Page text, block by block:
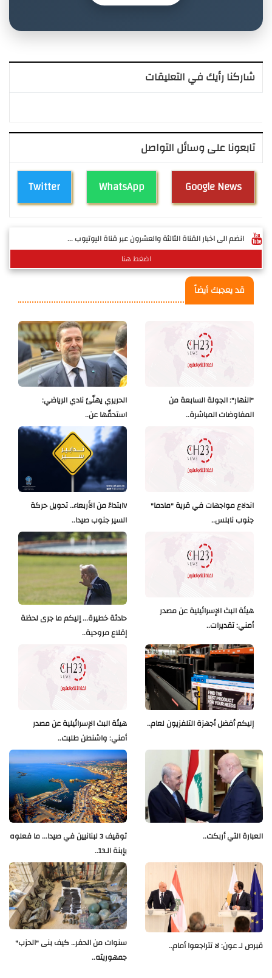
شاركنا رأيك في التعليقات
تابعونا على وسائل التواصل
Twitter WhatsApp Google News
انضم الى اخبار القناة الثالثة والعشرون عبر قناة اليوتيوب ...
اضغط هنا
قد يعجبك أيضاً
الحريري يهنّئ نادي الرياضي:
استحقّها عن..
"النهار": الجولة السابعة من
المفاوضات المباشرة..
Vابتداءً من الأربعاء.. تحويل حركة
السير جنوب صيدا..
اندلاع مواجهات في قرية "مادما"
جنوب نابلس..
حادثة خطيرة... إليكم ما جرى لحظة
إقلاع مروحية..
هيئة البث الإسرائيلية عن مصدر
أمني: تقديرات..
هيئة البث الإسرائيلية عن مصدر
أمني: واشنطن طلبت..
إليكم أفضل أجهزة التلفزيون لعام..
توقيف 3 لبنانيين في صيدا... ما فعلوه
بإبنة الـ13..
العبارة التي أربكت..
سنوات من الحفر… كيف بنى "الحزب"
جمهوريته..
قبرص لـ عون: لا تتراجعوا أمام..